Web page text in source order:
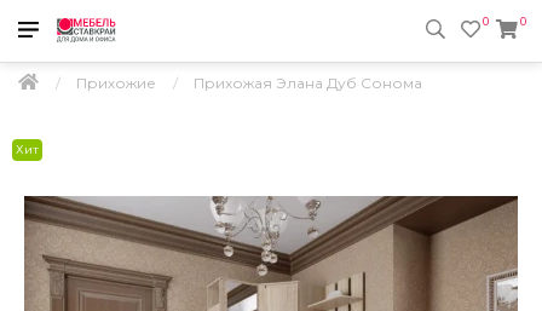
0
0
Прихожие Прихожая Элана Дуб Сонома
Хит